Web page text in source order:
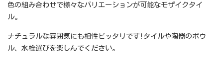
色の組み合わせで様々なバリエーションが可能なモザイクタイ
ル。
ナチュラルな雰囲気にも相性ピッタリです!タイルや陶器のボウ
ル、水栓選びを楽しんでください。